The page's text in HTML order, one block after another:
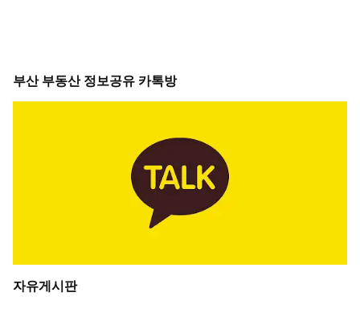
부산 부동산 정보공유 카톡방
자유게시판